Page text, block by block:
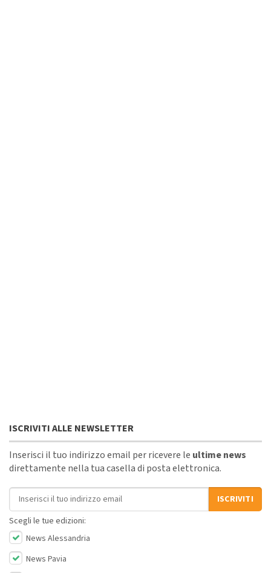
ISCRIVITI ALLE NEWSLETTER
Inserisci il tuo indirizzo email per ricevere le ultime news
direttamente nella tua casella di posta elettronica.
Indirizzo email
ISCRIVITI
Scegli le tue edizioni:
News Alessandria
News Pavia